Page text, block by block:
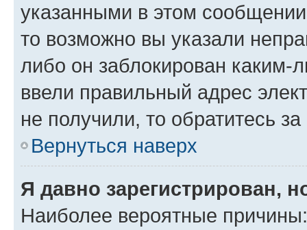
указанными в этом
то возможно вы указали
либо он заблокирован
ввели правильный адрес
не получили, то обратитесь
Вернуться наверх
Я давно зарегистрирован,
Наиболее вероятные